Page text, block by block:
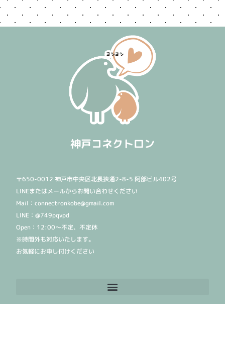
神戸コネクトロン
〒650-0012 神戸市中央区北長狭通2-8-5 阿部ビル402号
LINEまたはメールからお問い合わせください
Mail：connectronkobe@gmail.com
LINE：@749pqvpd
Open：12:00〜不定、不定休
※時間外も対応いたします。
お気軽にお申し付けください